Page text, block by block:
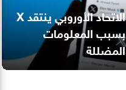
الاتحاد الأوروبي ينتقد X
بسبب المعلومات
المضللة